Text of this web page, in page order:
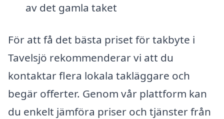
av det gamla taket
För att få det bästa priset för takbyte i
Tavelsjö rekommenderar vi att du
kontaktar flera lokala takläggare och
begär offerter. Genom vår plattform kan
du enkelt jämföra priser och tjänster från